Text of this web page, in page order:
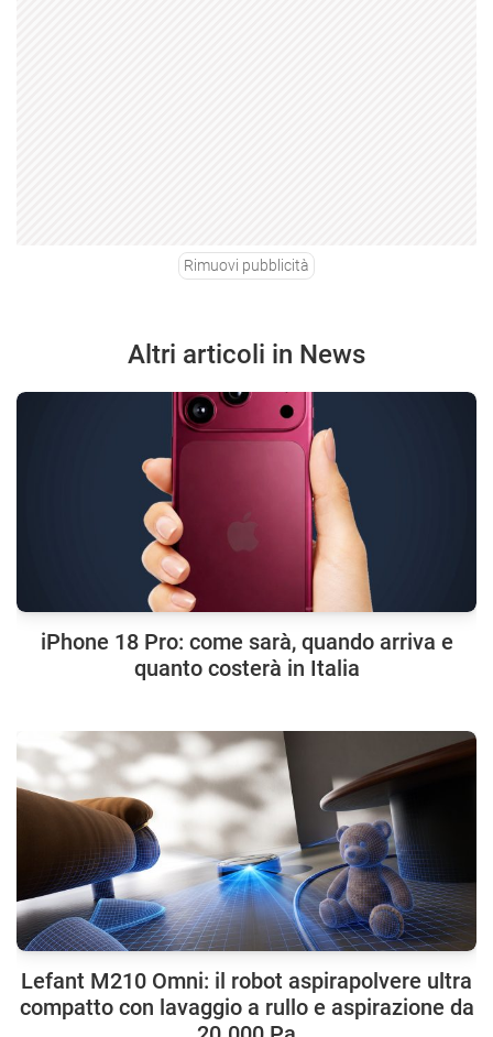
Rimuovi pubblicità
Altri articoli in News
iPhone 18 Pro: come sarà, quando arriva e
quanto costerà in Italia
Lefant M210 Omni: il robot aspirapolvere ultra
compatto con lavaggio a rullo e aspirazione da